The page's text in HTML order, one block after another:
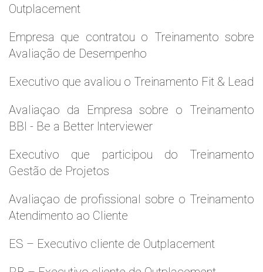
Outplacement
Empresa que contratou o Treinamento sobre
Avaliação de Desempenho
Executivo que avaliou o Treinamento Fit & Lead
Avaliaçao da Empresa sobre o Treinamento
BBI - Be a Better Interviewer
Executivo que participou do Treinamento
Gestão de Projetos
Avaliaçao de profissional sobre o Treinamento
Atendimento ao Cliente
ES – Executivo cliente de Outplacement